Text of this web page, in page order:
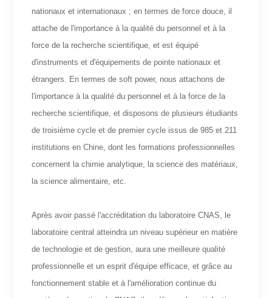
nationaux et internationaux ; en termes de force douce, il
attache de l'importance à la qualité du personnel et à la
force de la recherche scientifique, et est équipé
d'instruments et d'équipements de pointe nationaux et
étrangers. En termes de soft power, nous attachons de
l'importance à la qualité du personnel et à la force de la
recherche scientifique, et disposons de plusieurs étudiants
de troisième cycle et de premier cycle issus de 985 et 211
institutions en Chine, dont les formations professionnelles
concernent la chimie analytique, la science des matériaux,
la science alimentaire, etc.
Après avoir passé l'accréditation du laboratoire CNAS, le
laboratoire central atteindra un niveau supérieur en matière
de technologie et de gestion, aura une meilleure qualité
professionnelle et un esprit d'équipe efficace, et grâce au
fonctionnement stable et à l'amélioration continue du